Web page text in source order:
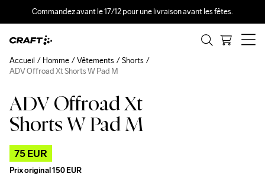
Commandez avant le 17/12 pour une livraison avant les fêtes.
ADV Offroad Xt
Shorts W Pad M
75 EUR
Prix original150 EUR
Accueil Homme Vêtements
Shorts
ADV Offroad Xt Shorts W Pad M
Outlet